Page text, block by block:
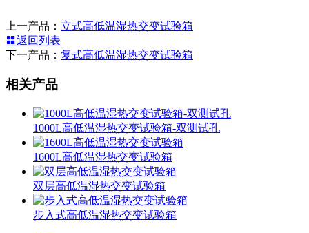
上一产品： 立式高低温湿热交变试验箱
返回列表
下一产品： 复式高低温湿热交变试验箱
相关产品
1000L高低温湿热交变试验箱-双测试孔
1600L高低温湿热交变试验箱
双层高低温湿热交变试验箱
步入式高低温湿热交变试验箱